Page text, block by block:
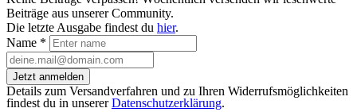
Beiträge aus unserer Community.
Die letzte Ausgabe findest du hier.
Name *
Jetzt anmelden
Details zum Versandverfahren und zu Ihren Widerrufsmöglichkeiten
findest du in unsererDatenschutzerklärung.